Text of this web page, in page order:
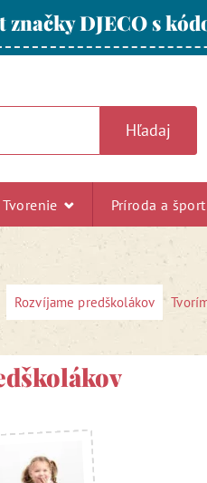
značky DJECO s
Hľadaj
Tvorenie Príroda a šport
Rozvíjame predškolákov